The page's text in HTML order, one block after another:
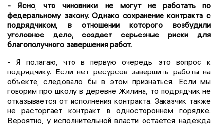
- Ясно, что чиновники не могут не работать по
федеральному закону. Однако сохранение контракта с
подрядчиком, в отношении которого возбудили
уголовное дело, создает серьезные риски для
благополучного завершения работ.
- Я полагаю, что в первую очередь это вопрос к
подрядчику. Если нет ресурсов завершить работы на
объекте, следовало бы в этом признаться. Если мы
говорим про школу в деревне Жилина, то подрядчик не
отказывается от исполнения контракта. Заказчик также
не расторгает контракт в одностороннем порядке.
Вероятно, у исполнительной власти остается надежда